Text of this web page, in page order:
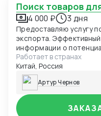
Поиск товаров
4 000 ₽ 3 дня
Предоставляю услугу
экспорта.
информации о
товарах. Стоимость
поиска и объема
в формате онлайн, так
Работает в странах
Китай, Россия
Артур Чернов